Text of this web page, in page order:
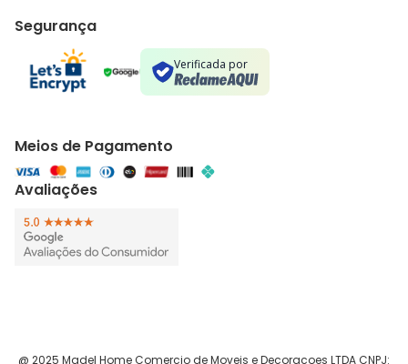
Segurança
Verificada por
Meios de Pagamento
Avaliações
@ 2025 Madel Home Comercio de Moveis e Decoracoes LTDA CNPJ: